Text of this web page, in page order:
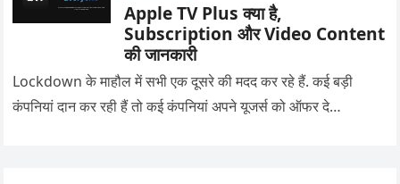
Apple TV Plus क्या है,
Subscription और Video Content
की जानकारी
Lockdown के माहौल में सभी एक दूसरे की मदद कर रहे हैं. कई बड़ी
कंपनियां दान कर रही हैं तो कई कंपनियां अपने यूजर्स को ऑफर दे…